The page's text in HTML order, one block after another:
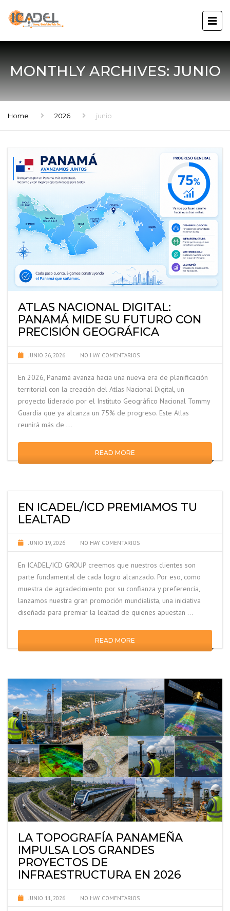
MONTHLY ARCHIVES: JUNIO
Home 2026 junio
ATLAS NACIONAL DIGITAL:
PANAMÁ MIDE SU FUTURO CON
PRECISIÓN GEOGRÁFICA
JUNIO 26, 2026 NO HAY COMENTARIOS
En 2026, Panamá avanza hacia una nueva era de planificación
territorial con la creación del Atlas Nacional Digital, un
proyecto liderado por el Instituto Geográfico Nacional Tommy
Guardia que ya alcanza un 75% de progreso. Este Atlas
reunirá más de …
READ MORE
EN ICADEL/ICD PREMIAMOS TU
LEALTAD
JUNIO 19, 2026 NO HAY COMENTARIOS
En ICADEL/ICD GROUP creemos que nuestros clientes son
parte fundamental de cada logro alcanzado. Por eso, como
muestra de agradecimiento por su confianza y preferencia,
lanzamos nuestra gran promoción mundialista, una iniciativa
diseñada para premiar la lealtad de quienes apuestan …
READ MORE
LA TOPOGRAFÍA PANAMEÑA
IMPULSA LOS GRANDES
PROYECTOS DE
INFRAESTRUCTURA EN 2026
JUNIO 11, 2026 NO HAY COMENTARIOS